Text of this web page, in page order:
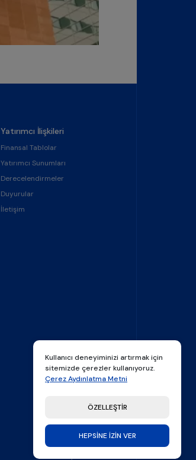
Kullanıcı deneyiminizi artırmak için
sitemizde çerezler kullanıyoruz.
Çerez Aydınlatma Metni
ÖZELLEŞTİR
HEPSİNE İZİN VER
Yatırımcı İlişkileri
Finansal Tablolar
Yatırımcı Sunumları
Derecelendirmeler
Duyurular
İletişim